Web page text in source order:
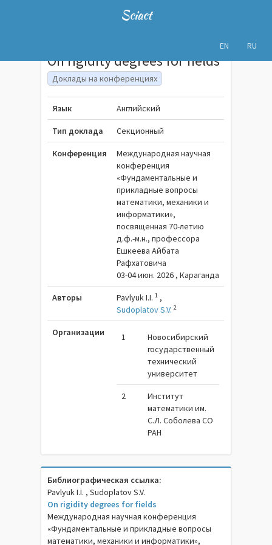
Sciact
EN RU
On rigidity degrees for fields
Доклады на конференциях
Язык Английский
Тип доклада Секционный
Конференция
Международная научная
конференция
«Фундаментальные и
прикладные вопросы
математики, механики и
информатики»,
посвященная 70-летию
д.ф.-м.н., профессора
Ешкеева Айбата
Рафхатовича
03-04 июн. 2026 , Караганда
Авторы Pavlyuk I.I.1 ,
Sudoplatov S.V. 2
Организации 1
Новосибирский
государственный
технический
университет
2
Институт
математики им.
С.Л. Соболева СО
РАН
Библиографическая ссылка:
Pavlyuk I.I. , Sudoplatov S.V.
On rigidity degrees for fields
Международная научная конференция
«Фундаментальные и прикладные вопросы
математики, механики и информатики»,